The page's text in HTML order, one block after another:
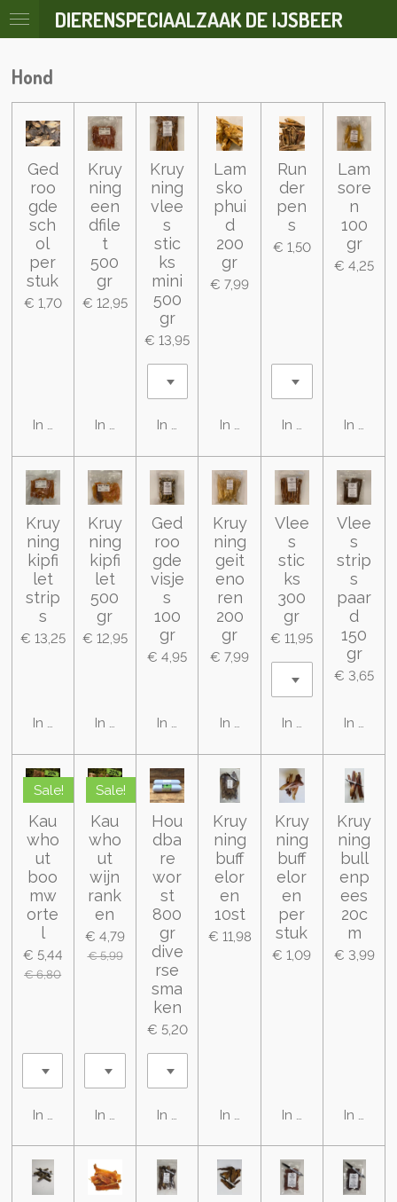
Ga
direct
de
DIERENSPECIAALZAAK DE IJSBEER
Hond
Ged
roo
gde
sch
ol
per
stuk
€ 1,70
In winkelwagen
Kruy
ning
een
dfile
t
500
gr
€ 12,95
In winkelwagen
Kruy
ning
vlee
s
stic
ks
mini
500
gr
€ 13,95
In winkelwagen
Lam
sko
phui
d
200
gr
€ 7,99
In winkelwagen
Run
der
pen
s
€ 1,50
In winkelwagen
Lam
sore
n
100
gr
€ 4,25
In
Kruy
ning
kipfi
let
strip
s
€ 13,25
In winkelwagen
Kruy
ning
kipfi
let
500
gr
€ 12,95
In winkelwagen
Ged
roo
gde
visje
s
100
gr
€ 4,95
In winkelwagen
Kruy
ning
geit
eno
ren
200
gr
€ 7,99
In winkelwagen
Vlee
s
stic
ks
300
gr
€ 11,95
In winkelwagen
Vlee
s
strip
s
paar
d
150
gr
€ 3,65
In
Sale!
Kau
who
ut
boo
mw
orte
l
€ 5,44
€ 6,80
In winkelwagen
Sale!
Kau
who
ut
wijn
rank
en
€ 4,79
€ 5,99
In winkelwagen
Hou
dba
re
wor
st
800
gr
dive
rse
sma
ken
€ 5,20
In winkelwagen
Kruy
ning
buff
elor
en
10st
€ 11,98
In winkelwagen
Kruy
ning
buff
elor
en
per
stuk
€ 1,09
In winkelwagen
Kruy
ning
bull
enp
ees
20c
m
€ 3,99
In